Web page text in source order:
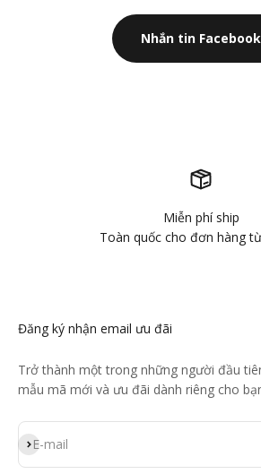
Nhắn tin Facebook
Miễn phí ship
Toàn quốc cho đơn hàng
Đăng ký nhận email ưu đãi
Trở thành một trong những người đầu
mẫu mã mới và ưu đãi dành riêng cho
E-mail
Đăng ký